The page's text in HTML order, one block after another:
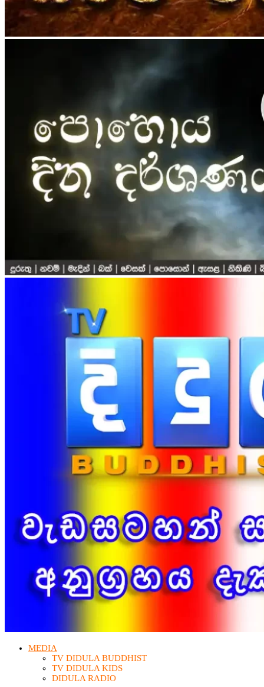
MEDIA
TV DIDULA BUDDHIST​
TV DIDULA KIDS
DIDULA RADIO